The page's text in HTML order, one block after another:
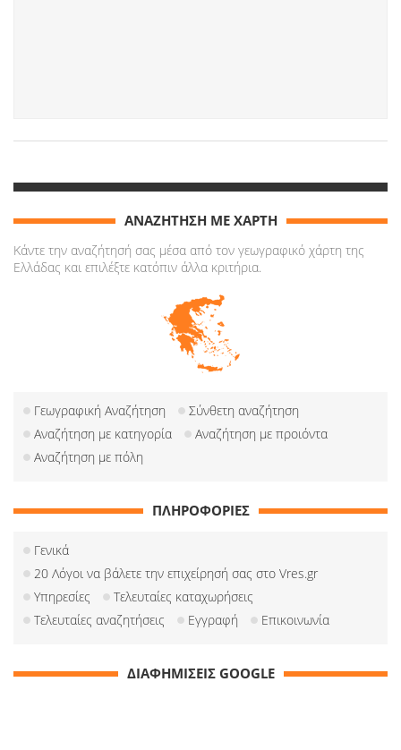
ΑΝΑΖΗΤΗΣΗ ΜΕ ΧΑΡΤΗ
Κάντε την αναζήτησή σας μέσα από τον γεωγραφικό χάρτη της
Ελλάδας και επιλέξτε κατόπιν άλλα κριτήρια.
Γεωγραφική Αναζήτηση
Σύνθετη αναζήτηση
Αναζήτηση με κατηγορία
Αναζήτηση με προιόντα
Αναζήτηση με πόλη
ΠΛΗΡΟΦΟΡΙΕΣ
Γενικά
20 Λόγοι να βάλετε την επιχείρησή σας στο Vres.gr
Υπηρεσίες
Τελευταίες καταχωρήσεις
Τελευταίες αναζητήσεις
Εγγραφή Επικοινωνία
ΔΙΑΦΗΜΙΣΕΙΣ GOOGLE